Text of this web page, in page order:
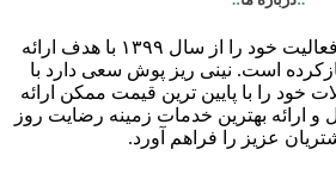
مجموعه نینی ریزپوش فعالیت خود را از سال ۱۳۹۹ با هدف ارائه
است. نینی ریز پوش سعی دارد با
را با پایین ترین قیمت ممکن ارائه
و ارائه بهترین خدمات زمینه رضایت روز
عزیز را فراهم آورد.